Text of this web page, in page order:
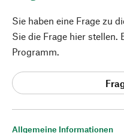
Allgemeine Informationen
Sie haben eine Frage zu
Sie die Frage hier
Programm.